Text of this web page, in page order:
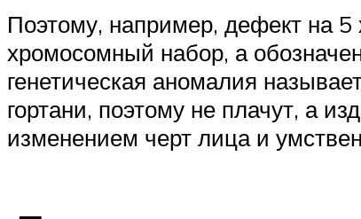
Поэтому, например, дефект на
хромосомный набор, а
генетическая аномалия
гортани, поэтому не плачут, а
изменением черт лица и